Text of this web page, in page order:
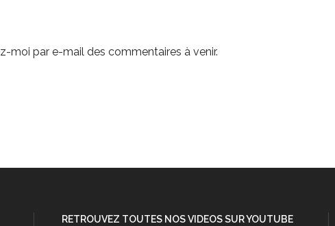
moi par e-mail des commentaires à venir.
RETROUVEZ TOUTES NOS VIDEOS SUR YOUTUBE